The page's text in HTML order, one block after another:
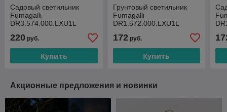
Садовый светильник
Fumagalli
DR3.574.000.LXU1L
220 руб.
Купить
Грунтовый светильник
Fumagalli
DR1.572.000.LXU1L
172руб.
Купить
Акционные предложения и новинки